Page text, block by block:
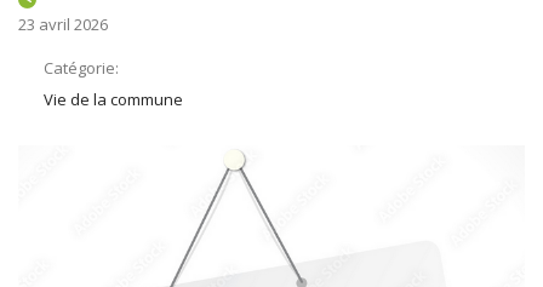
23 avril 2026
Catégorie:
Vie de la commune